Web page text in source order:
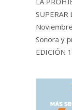
SUPERAR
Sonora y
EDICIÓN